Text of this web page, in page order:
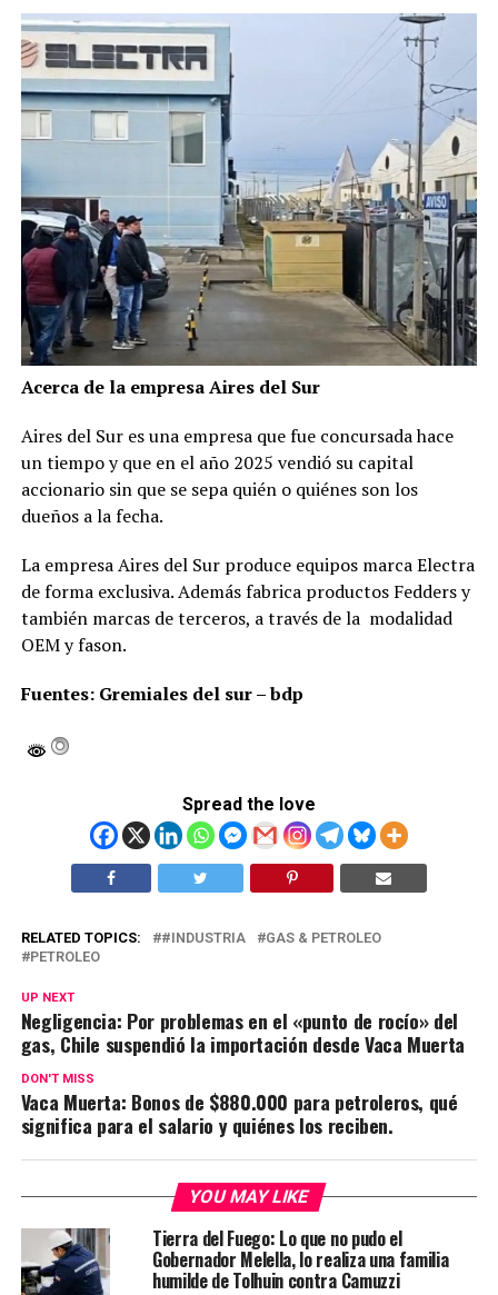
Acerca de la empresa Aires del Sur
Aires del Sur es una empresa que fue concursada hace
un tiempo y que en el año 2025 vendió su capital
accionario sin que se sepa quién o quiénes son los
dueños a la fecha.
La empresa Aires del Sur produce equipos marca Electra
de forma exclusiva. Además fabrica productos Fedders y
también marcas de terceros, a través de la modalidad
OEM y fason.
Fuentes: Gremiales del sur – bdp
Spread the love
RELATED TOPICS: #INDUSTRIA
GAS & PETROLEO
PETROLEO
UP NEXT
Negligencia: Por problemas en el «punto de rocío» del
gas, Chile suspendió la importación desde Vaca Muerta
DON'T MISS
Vaca Muerta: Bonos de $880.000 para petroleros, qué
significa para el salario y quiénes los reciben.
YOU MAY LIKE
Tierra del Fuego: Lo que no pudo el
Gobernador Melella, lo realiza una familia
humilde de Tolhuin contra Camuzzi